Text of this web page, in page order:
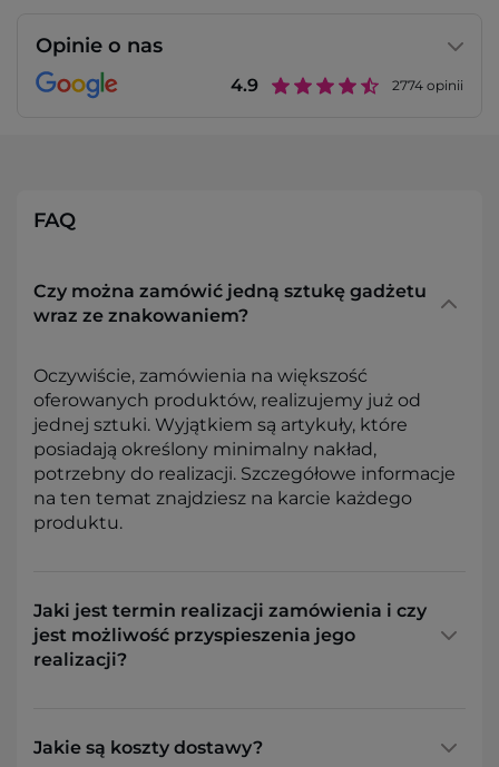
Opinie o nas
4.9 2774 opinii
FAQ
Czy można zamówić jedną sztukę gadżetu
wraz ze znakowaniem?
Oczywiście, zamówienia na większość
oferowanych produktów, realizujemy już od
jednej sztuki. Wyjątkiem są artykuły, które
posiadają określony minimalny nakład,
potrzebny do realizacji. Szczegółowe informacje
na ten temat znajdziesz na karcie każdego
produktu.
Jaki jest termin realizacji zamówienia i czy
jest możliwość przyspieszenia jego
realizacji?
Jakie są koszty dostawy?